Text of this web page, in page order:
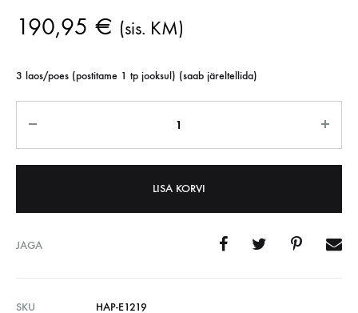
190,95 € (sis. KM)
3 laos/poes (postitame 1 tp jooksul) (saab järeltellida)
LISA KORVI
JAGA
SKU
HAP-E1219